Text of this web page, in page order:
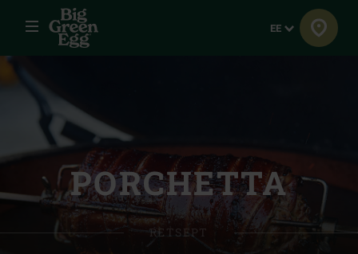
Menüü Keel
EE
PORCHETTA
RETSEPT